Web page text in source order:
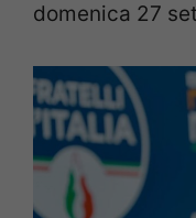
domenica 27